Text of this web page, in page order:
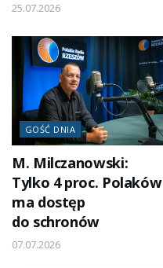
25.07.2026
GOŚĆ DNIA
M. Milczanowski:
Tylko 4 proc. Polaków
ma dostęp
do schronów
07.07.2026